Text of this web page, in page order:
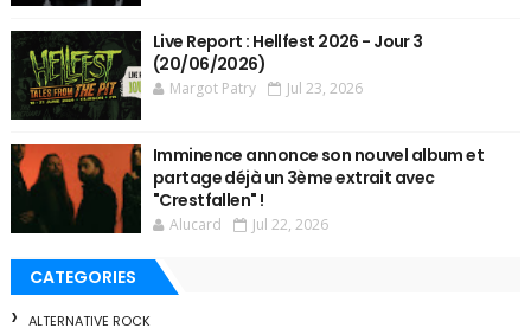
Live Report : Hellfest 2026 - Jour 3
(20/06/2026)
Margot Patry Jul 23, 2026
Imminence annonce son nouvel album et
partage déjà un 3ème extrait avec
"Crestfallen" !
Alucard Jul 22, 2026
CATEGORIES
ALTERNATIVE ROCK